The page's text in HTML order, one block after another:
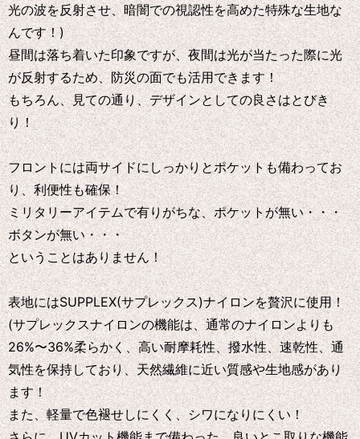
光の波を反射させ、暗闇での視認性を高めた特殊な生地な
んです！)
昼間は落ち着いた印象ですが、夜間は光が当たった際に光
が反射するため、防災の面でも活用できます！
もちろん、見ての通り、デザインとしての良さはとびき
り！
フロントには両サイドにしっかりとポケットも備わってお
り、利便性も確保！
ミリタリーアイテムで有りがちな、ポケットが無い・・・
ボタンが無い・・・
ということはありません！
表地にはSUPPLEX(サプレックス)ナイロンを贅沢に使用！
(サプレックスナイロンの機能は、通常のナイロンよりも
26%〜36%柔らかく、高い耐摩耗性、撥水性、速乾性、通
気性を保持しており、天然繊維に近い質感や生地感があり
ます！
また、軽量で色褪せしにくく、シワになりにくい！